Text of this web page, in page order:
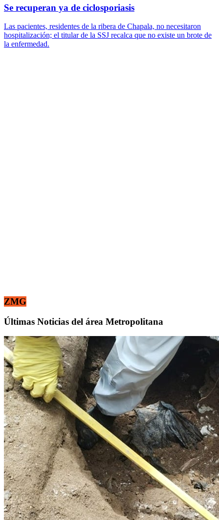
Se recuperan ya de ciclosporiasis
Las pacientes, residentes de la ribera de Chapala, no necesitaron
hospitalización; el titular de la SSJ recalca que no existe un brote de
la enfermedad.
ZMG
Últimas Noticias del área Metropolitana